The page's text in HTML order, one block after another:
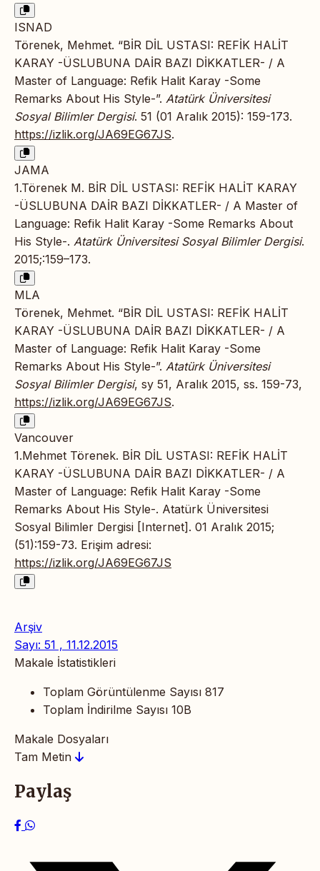
ISNAD
Törenek, Mehmet. “BİR DİL USTASI: REFİK HALİT
KARAY -ÜSLUBUNA DAİR BAZI DİKKATLER- / A
Master of Language: Refik Halit Karay -Some
Remarks About His Style-”. Atatürk Üniversitesi
Sosyal Bilimler Dergisi. 51 (01 Aralık 2015): 159-173.
https://izlik.org/JA69EG67JS.
JAMA
1.Törenek M. BİR DİL USTASI: REFİK HALİT KARAY
-ÜSLUBUNA DAİR BAZI DİKKATLER- / A Master of
Language: Refik Halit Karay -Some Remarks About
His Style-. Atatürk Üniversitesi Sosyal Bilimler Dergisi.
2015;:159–173.
MLA
Törenek, Mehmet. “BİR DİL USTASI: REFİK HALİT
KARAY -ÜSLUBUNA DAİR BAZI DİKKATLER- / A
Master of Language: Refik Halit Karay -Some
Remarks About His Style-”. Atatürk Üniversitesi
Sosyal Bilimler Dergisi, sy 51, Aralık 2015, ss. 159-73,
https://izlik.org/JA69EG67JS.
Vancouver
1.Mehmet Törenek. BİR DİL USTASI: REFİK HALİT
KARAY -ÜSLUBUNA DAİR BAZI DİKKATLER- / A
Master of Language: Refik Halit Karay -Some
Remarks About His Style-. Atatürk Üniversitesi
Sosyal Bilimler Dergisi [Internet]. 01 Aralık 2015;
(51):159-73. Erişim adresi:
https://izlik.org/JA69EG67JS
Arşiv
Sayı: 51 , 11.12.2015
Makale İstatistikleri
Toplam Görüntülenme Sayısı 817
Toplam İndirilme Sayısı 10B
Makale Dosyaları
Tam Metin
Paylaş